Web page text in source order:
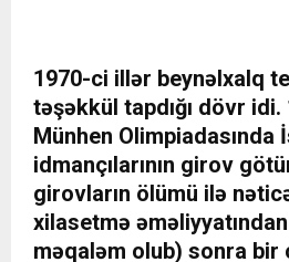
1970-ci illər beynəlxalq
təşəkkül tapdığı dövr idi.
Münhen Olimpiadasında
idmançılarının girov
girovların ölümü ilə
xilasetmə
məqaləm olub) sonra bir